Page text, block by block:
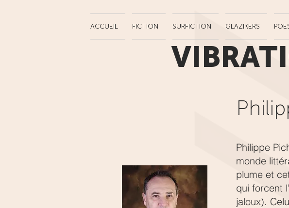
ACCUEIL FICTION SURFICTION GLAZIKERS
Philippe
monde
plume et
qui forcent
jaloux).